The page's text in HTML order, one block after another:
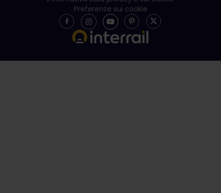
Preferenze sui cookie